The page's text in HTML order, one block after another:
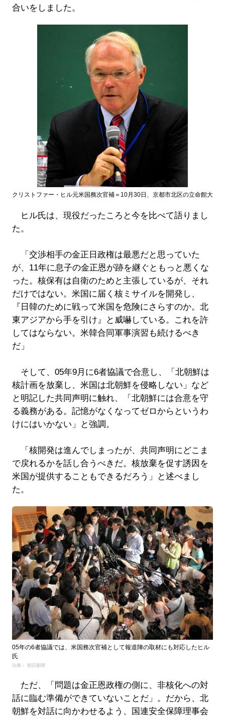
合いをしました。
クリストファー・ヒル元米国務次官補＝10月30日、京都市北区の立命館大
ヒル氏は、現役だったころと今を比べて語りまし
た。
「交渉相手の金正日政権は最悪だと思っていた
が、11年に息子の金正恩が跡を継ぐともっと悪くな
った。核保有は自衛のためと主張しているが、それ
だけではない。米国に届く核ミサイルを開発し、
『日韓のために戦って米国を危険にさらすのか。北
東アジアから手を引け』と威嚇している。これを許
してはならない。米韓合同軍事演習も続けるべき
だ」
そして、05年9月に6者協議で合意し、「北朝鮮は
核計画を放棄し、米国は北朝鮮を侵略しない」など
と明記した共同声明に触れ、「北朝鮮には合意を守
る義務がある。記憶がなくなってゼロからというわ
けにはいかない」と強調。
「核開発は進んでしまったが、共同声明にどこま
で戻れるかを話し合うべきだ。核放棄を促す誘因を
米国が提供することもできるだろう」と述べまし
た。
05年の6者協議では、米国務次官補として報道陣の取材にも対応したヒル
氏
出典： 朝日新聞
ただ、「問題は金正恩政権の側に、非核化への対
話に臨む準備ができていないことだ」。だから、北
朝鮮を対話に向かわせるよう、国連安全保障理事会